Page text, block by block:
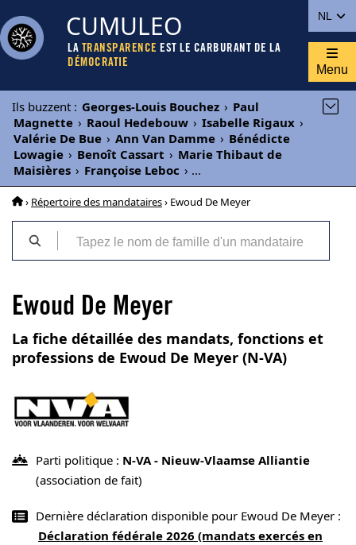
NL
CUMULEO
LA TRANSPARENCE EST LE CARBURANT DE LA
DÉMOCRATIE
Menu
Ils buzzent : Georges-Louis Bouchez › Paul
Magnette › Raoul Hedebouw › Isabelle Rigaux ›
Valérie De Bue › Ann Van Damme › Bénédicte
Lowagie › Benoît Cassart › Marie Thibaut de
Maisières › Françoise Leboc › ...
› Répertoire des mandataires› Ewoud De Meyer
Ewoud De Meyer
La fiche détaillée des mandats, fonctions et
professions de Ewoud De Meyer (N-VA)
Parti politique : N-VA - Nieuw-Vlaamse Alliantie
(association de fait)
Dernière déclaration disponible pour Ewoud De Meyer :
Déclaration fédérale 2026 (mandats exercés en